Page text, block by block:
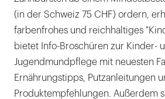
(in der Schweiz 75 CHF) ordern,
farbenfrohes und reichhaltiges
bietet Info-Broschüren zur Kinder-
Jugendmundpflege mit neuesten
Ernährungstipps, Putzanleitungen
Produktempfehlungen. Außerdem